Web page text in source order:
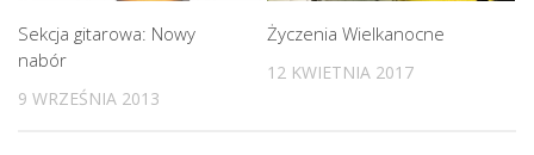
Sekcja gitarowa: Nowy
nabór
9 WRZEŚNIA 2013
Życzenia Wielkanocne
12 KWIETNIA 2017